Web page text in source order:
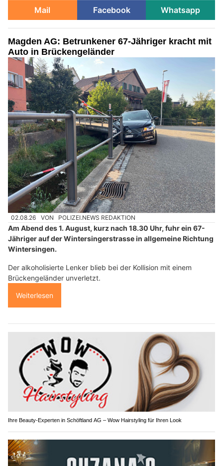
Mail
Facebook Whatsapp
Magden AG: Betrunkener 67-Jähriger kracht mit
Auto in Brückengeländer
02.08.26 VON POLIZEI.NEWS REDAKTION
Am Abend des 1. August, kurz nach 18.30 Uhr, fuhr ein 67-
Jähriger auf der Wintersingerstrasse in allgemeine Richtung
Wintersingen.
Der alkoholisierte Lenker blieb bei der Kollision mit einem
Brückengeländer unverletzt.
Weiterlesen
Ihre Beauty-Experten in Schöftland AG – Wow Hairstyling für Ihren Look